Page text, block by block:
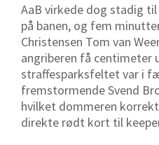
AaB virkede dog stadig
på banen, og fem
Christensen Tom van
angriberen få centimeter
straffesparksfeltet var i
fremstormende Svend
hvilket dommeren
direkte rødt kort til